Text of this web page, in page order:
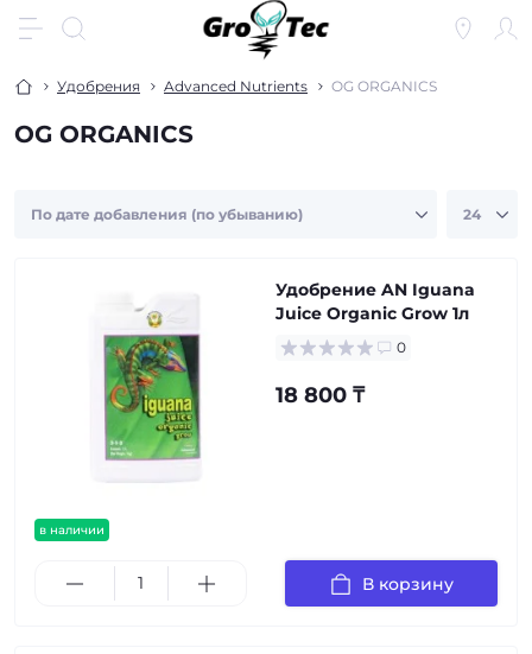
Удобрения Advanced Nutrients OG ORGANICS
OG ORGANICS
в наличии
Удобрение AN Iguana
Juice Organic Grow 1л
0
18 800 ₸
В корзину